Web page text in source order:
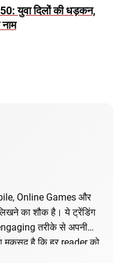
युवा दिलों की धड़कन,
Online Games और
का शौक है। ये ट्रेंडिंग
तरीके से अपनी
मकसद है कि हर reader को